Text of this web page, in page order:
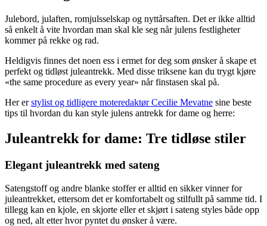
Julebord, julaften, romjulsselskap og nyttårsaften. Det er ikke alltid
så enkelt å vite hvordan man skal kle seg når julens festligheter
kommer på rekke og rad.
Heldigvis finnes det noen ess i ermet for deg som ønsker å skape et
perfekt og tidløst juleantrekk. Med disse triksene kan du trygt kjøre
«the same procedure as every year» når finstasen skal på.
Her erstylist og tidligere moteredaktør Cecilie Mevatne sine beste
tips til hvordan du kan style julens antrekk for dame og herre:
Juleantrekk for dame: Tre tidløse stiler
Elegant juleantrekk med sateng
Satengstoff og andre blanke stoffer er alltid en sikker vinner for
juleantrekket, ettersom det er komfortabelt og stilfullt på samme tid. I
tillegg kan en kjole, en skjorte eller et skjørt i sateng styles både opp
og ned, alt etter hvor pyntet du ønsker å være.